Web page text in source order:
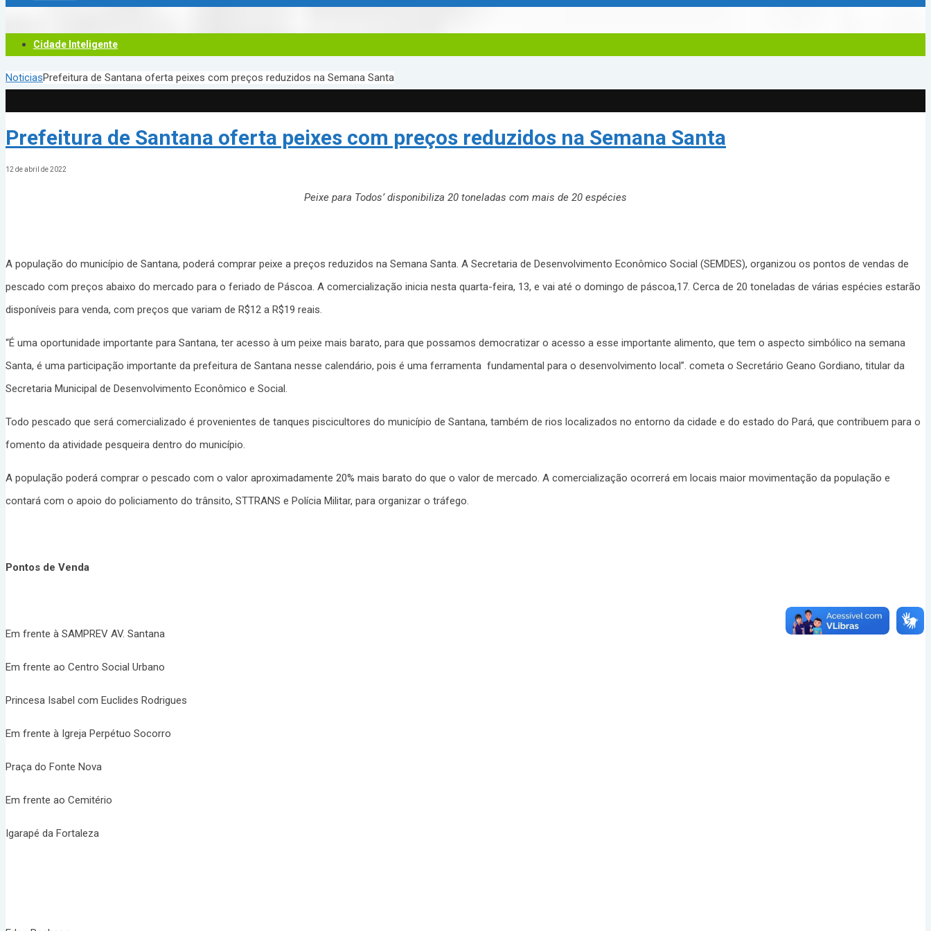
Cidade Inteligente
NoticiasPrefeitura de Santana oferta peixes com preços reduzidos na Semana Santa
Prefeitura de Santana oferta peixes com preços reduzidos na Semana Santa
12 de abril de 2022
Peixe para Todos’ disponibiliza 20 toneladas com mais de 20 espécies
A população do município de Santana, poderá comprar peixe a preços reduzidos na Semana Santa. A Secretaria de Desenvolvimento Econômico Social (SEMDES), organizou os pontos de vendas de
pescado com preços abaixo do mercado para o feriado de Páscoa. A comercialização inicia nesta quarta-feira, 13, e vai até o domingo de páscoa,17. Cerca de 20 toneladas de várias espécies estarão
disponíveis para venda, com preços que variam de R$12 a R$19 reais.
“É uma oportunidade importante para Santana, ter acesso à um peixe mais barato, para que possamos democratizar o acesso a esse importante alimento, que tem o aspecto simbólico na semana
Santa, é uma participação importante da prefeitura de Santana nesse calendário, pois é uma ferramenta fundamental para o desenvolvimento local”. cometa o Secretário Geano Gordiano, titular da
Secretaria Municipal de Desenvolvimento Econômico e Social.
Todo pescado que será comercializado é provenientes de tanques piscicultores do município de Santana, também de rios localizados no entorno da cidade e do estado do Pará, que contribuem para o
fomento da atividade pesqueira dentro do município.
A população poderá comprar o pescado com o valor aproximadamente 20% mais barato do que o valor de mercado. A comercialização ocorrerá em locais maior movimentação da população e
contará com o apoio do policiamento do trânsito, STTRANS e Polícia Militar, para organizar o tráfego.
Pontos de Venda
Em frente à SAMPREV AV. Santana
Em frente ao Centro Social Urbano
Princesa Isabel com Euclides Rodrigues
Em frente à Igreja Perpétuo Socorro
Praça do Fonte Nova
Em frente ao Cemitério
Igarapé da Fortaleza